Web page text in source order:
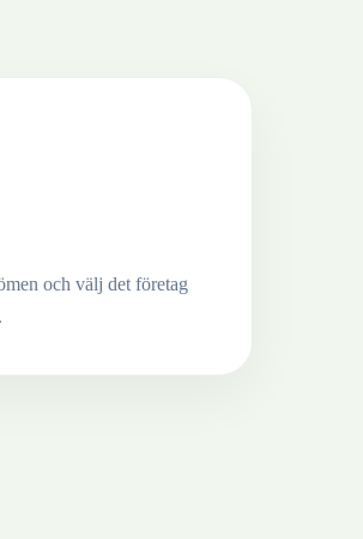
och välj det företag